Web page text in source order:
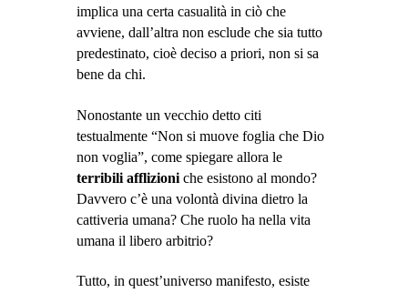
implica una certa casualità in ciò che
avviene, dall’altra non esclude che sia tutto
predestinato, cioè deciso a priori, non si sa
bene da chi.
Nonostante un vecchio detto citi
testualmente “Non si muove foglia che Dio
non voglia”, come spiegare allora le
terribili afflizioni che esistono al mondo?
Davvero c’è una volontà divina dietro la
cattiveria umana? Che ruolo ha nella vita
umana il libero arbitrio?
Tutto, in quest’universo manifesto, esiste